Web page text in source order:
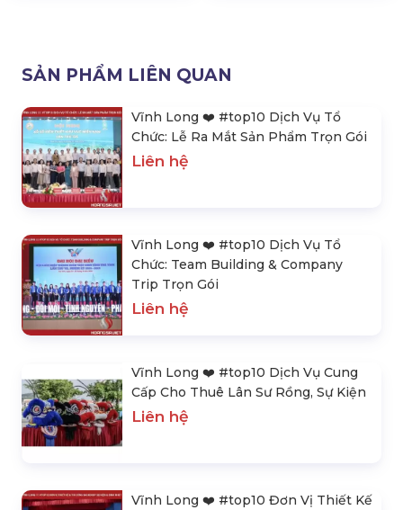
SẢN PHẨM LIÊN QUAN
Vĩnh Long ❤️️ #top10 Dịch Vụ Tổ
Chức: Lễ Ra Mắt Sản Phẩm Trọn Gói
Liên hệ
Vĩnh Long ❤️️ #top10 Dịch Vụ Tổ
Chức: Team Building & Company
Trip Trọn Gói
Liên hệ
Vĩnh Long ❤️️ #top10 Dịch Vụ Cung
Cấp Cho Thuê Lân Sư Rồng, Sự Kiện
Liên hệ
Vĩnh Long ❤️️ #top10 Đơn Vị Thiết Kế